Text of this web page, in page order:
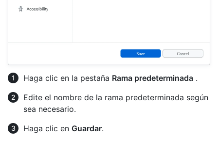
Haga clic en la pestaña Rama predeterminada .
Edite el nombre de la rama predeterminada según
sea necesario.
Haga clic en Guardar.